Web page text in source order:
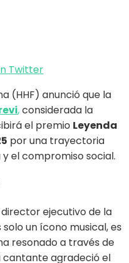
Twitter
(HHF) anunció que la
,considerada la
el premio Leyenda
por una trayectoria
el compromiso social.
ejecutivo de la
solo un ícono musical, es
resonado a través de
cantante agradeció el